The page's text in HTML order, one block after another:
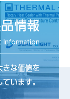
情報
Information
きな価値を
ています。